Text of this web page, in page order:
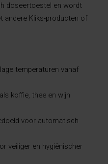
doseertoestel en wordt
andere Kliks-producten of
temperaturen vanaf
koffie, thee en wijn
voor automatisch
veiliger en hygiënischer